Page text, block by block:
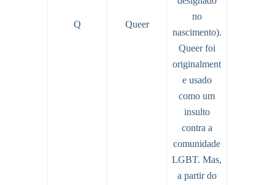
Q Queer
no
nascimento).
Queer foi
originalment
e usado
como um
insulto
contra a
comunidade
LGBT. Mas,
a partir do